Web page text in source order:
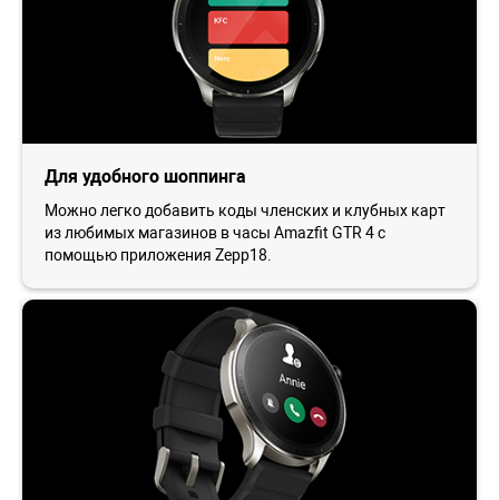
Для удобного шоппинга
Можно легко добавить коды членских и клубных карт
из любимых магазинов в часы Amazfit GTR 4 с
помощью приложения Zepp18.